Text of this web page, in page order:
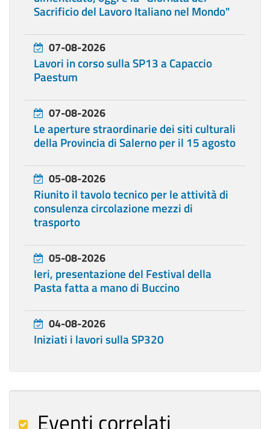
Sacrificio del Lavoro Italiano nel Mondo"
07-08-2026
Lavori in corso sulla SP13 a Capaccio
Paestum
07-08-2026
Le aperture straordinarie dei siti culturali
della Provincia di Salerno per il 15 agosto
05-08-2026
Riunito il tavolo tecnico per le attività di
consulenza circolazione mezzi di
trasporto
05-08-2026
Ieri, presentazione del Festival della
Pasta fatta a mano di Buccino
04-08-2026
Iniziati i lavori sulla SP320
Eventi correlati